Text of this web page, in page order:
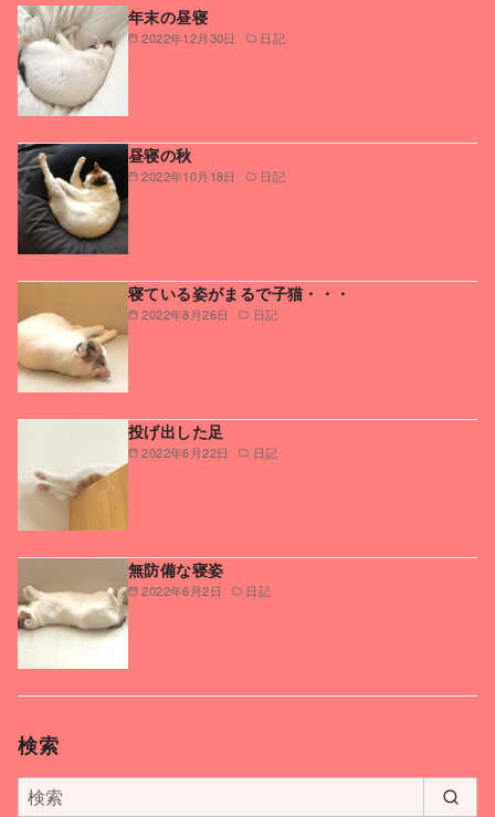
2022年12月30日 日記
年末の昼寝
2022年10月18日 日記
昼寝の秋
2022年8月26日 日記
寝ている姿がまるで子猫・・・
2022年6月22日 日記
投げ出した足
2022年6月2日 日記
無防備な寝姿
検索